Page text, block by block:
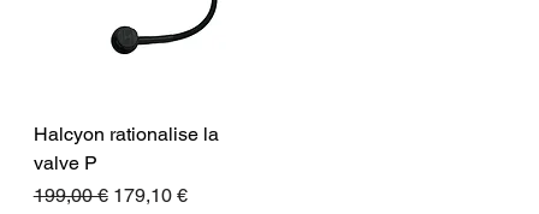
Halcyon rationalise la
valve P
Prix original
199,00 € Prix promotionnel
179,10 €